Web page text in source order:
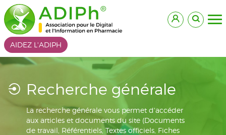
AIDEZ L'ADIPH
Recherche générale
La recherche générale vous permet d'accéder
aux articles et documents du site (Documents
de travail, Référentiels, Textes officiels, Fiches